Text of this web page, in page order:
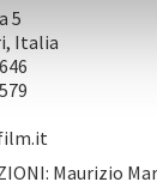
5
Italia
Maurizio